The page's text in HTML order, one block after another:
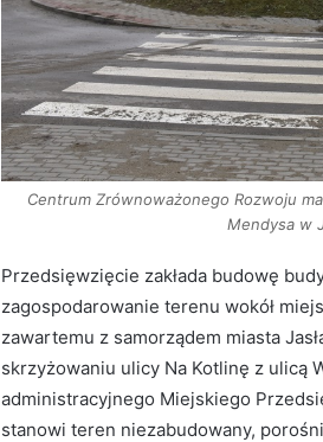
Centrum Zrównoważonego Rozwoju
Mendysa w
Przedsięwzięcie zakłada budowę
zagospodarowanie terenu wokół
zawartemu z samorządem miasta
skrzyżowaniu ulicy Na Kotlinę z ulicą
administracyjnego Miejskiego
stanowi teren niezabudowany,